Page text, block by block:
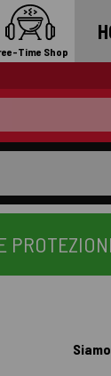
Time Shop
PROTEZIONI